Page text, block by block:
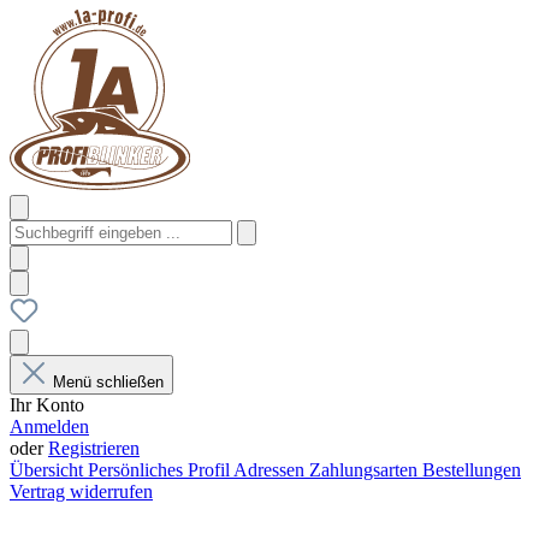
Menü schließen
Ihr Konto
Anmelden
oderRegistrieren
Übersicht Persönliches Profil Adressen Zahlungsarten Bestellungen
Vertrag widerrufen